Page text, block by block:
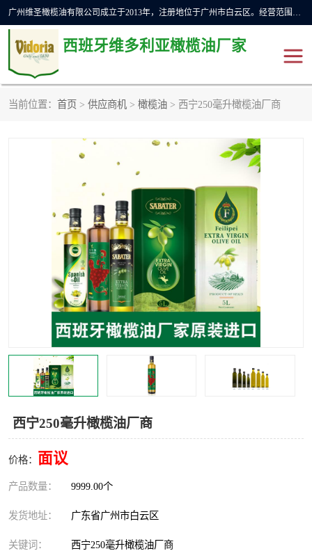
广州维圣橄榄油有限公司成立于2013年，注册地位于广州市白云区。经营范围包括饲料原料销售;畜牧渔业饲料销售;化妆品批发;贸易经纪;食品进出口等，主要产品有：橄榄果渣油，橄榄油，纯橄榄油等。
西班牙维多利亚橄榄油厂家
当前位置： 首页 > 供应商机 > 橄榄油 > 西宁250毫升橄榄油厂商
西宁250毫升橄榄油厂商
价格： 面议
产品数量： 9999.00个
发货地址： 广东省广州市白云区
关键词： 西宁250毫升橄榄油厂商
费利佩橄榄油 特级初榨橄榄油
精炼橄榄油